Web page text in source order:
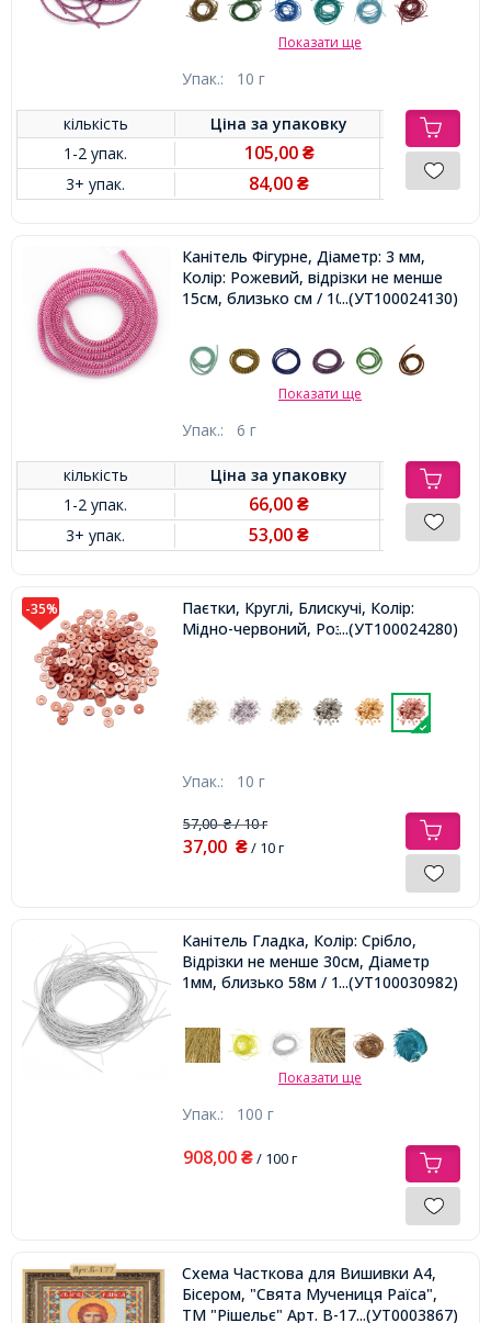
Показати ще
Упак.: 10 г
кількість Ціна заупаковку
1-2 упак.
105,00 ₴
3+ упак. 84,00₴
Канітель Фігурне, Діаметр: 3 мм,
Колір: Рожевий, відрізки не менше
15см, близько см / 10г,...(УТ100024130)
Показати ще
Упак.: 6 г
кількість Ціна заупаковку
1-2 упак.
66,00₴
3+ упак. 53,00₴
-35%
Паєтки, Круглі, Блискучі, Колір:
Мідно-червоний, Розмір: 4 мм,
...(УТ100024280)
Упак.: 10 г
57,00₴/ 10 г
37,00 ₴/ 10 г
Канітель Гладка, Колір: Срібло,
Відрізки не менше 30см, Діаметр
1мм, близько 58м / 100г,...(УТ100030982)
Показати ще
Упак.: 100 г
908,00 ₴/ 100 г
Схема Часткова для Вишивки А4,
Бісером, "Свята Мучениця Раїса",
ТМ "Рішельє" Арт. В-177,...(УТ0003867)